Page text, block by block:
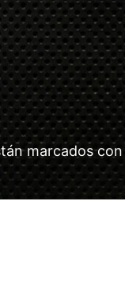
marcados